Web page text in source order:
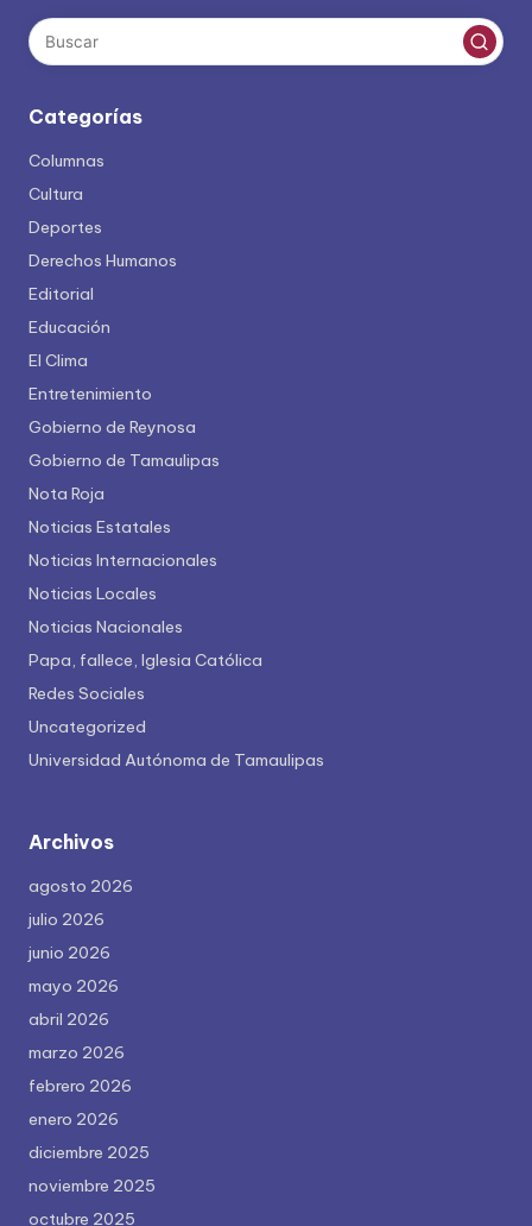
Categorías
Columnas
Cultura
Deportes
Derechos Humanos
Editorial
Educación
El Clima
Entretenimiento
Gobierno de Reynosa
Gobierno de Tamaulipas
Nota Roja
Noticias Estatales
Noticias Internacionales
Noticias Locales
Noticias Nacionales
Papa, fallece, Iglesia Católica
Redes Sociales
Uncategorized
Universidad Autónoma de Tamaulipas
Archivos
agosto 2026
julio 2026
junio 2026
mayo 2026
abril 2026
marzo 2026
febrero 2026
enero 2026
diciembre 2025
noviembre 2025
octubre 2025